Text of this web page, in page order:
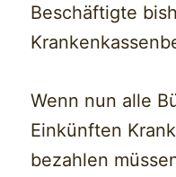
Beschäftigte
Wenn nun alle
Einkünften
bezahlen